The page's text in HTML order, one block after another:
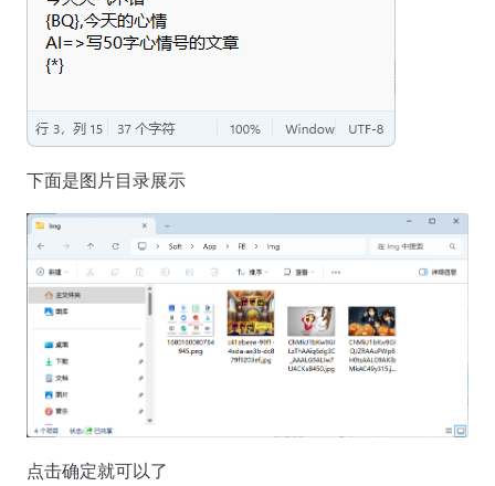
下面是图片目录展示
点击确定就可以了